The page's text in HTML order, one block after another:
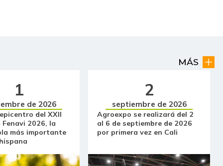
$ 2.139,00
$ 935,00 +$ 28,00 +3,09%
$ 2.119,00
$ 23.500,00 - -
MÁS
1
de 2026
del XXII
Fenavi 2026, la
más importante
2
septiembre de 2026
Agroexpo se realizará del 2
al 6 de septiembre de 2026
por primera vez en Cali